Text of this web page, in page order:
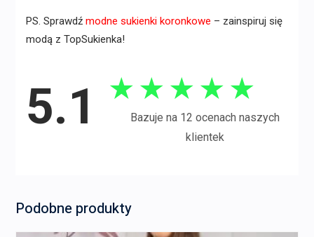
PS. Sprawdź modne sukienki koronkowe – zainspiruj się
modą z TopSukienka!
5.1 ★ ★ ★ ★ ★
Bazuje na 12 ocenach naszych
klientek
Podobne produkty